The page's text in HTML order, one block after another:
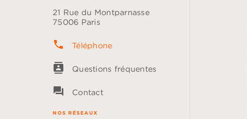
21 Rue du Montparnasse
75006 Paris
phone Téléphone
contacts Questions fréquentes
question_answer Contact
NOS RÉSEAUX